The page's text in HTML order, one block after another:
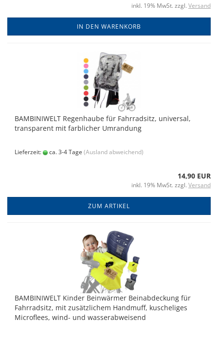
inkl. 19% MwSt. zzgl. Versand
IN DEN WARENKORB
BAMBINIWELT Regenhaube für Fahrradsitz, universal,
transparent mit farblicher Umrandung
Lieferzeit: ca. 3-4 Tage (Ausland abweichend)
14,90 EUR
inkl. 19% MwSt. zzgl. Versand
ZUM ARTIKEL
BAMBINIWELT Kinder Beinwärmer Beinabdeckung für
Fahrradsitz, mit zusätzlichem Handmuff, kuscheliges
Microflees, wind- und wasserabweisend